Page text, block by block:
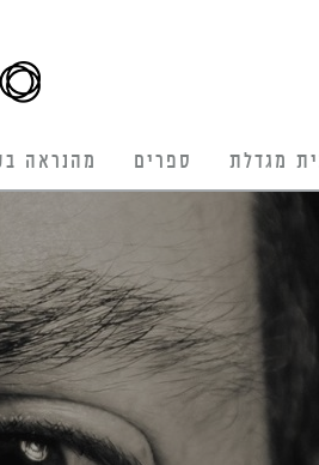
מגדלת ספרים מהנראה